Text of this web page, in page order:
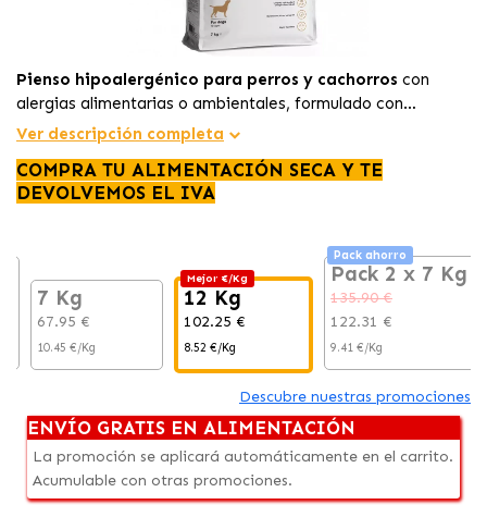
Pienso hipoalergénico para perros y cachorros con
alergias alimentarias o ambientales, formulado con
proteína de salmón hidrolizada y arroz de alta
intoleranciasy favorecer una buena salud digestiva.
Ver descripción completa
COMPRA TU ALIMENTACIÓN SECA Y TE
DEVOLVEMOS EL IVA
7 Kg
67.95 €
10.45 €/Kg
Mejor €/Kg
12 Kg
102.25 €
8.52 €/Kg
Pack ahorro
Pack 2 x 7 Kg
135.90 €
122.31 €
9.41 €/Kg
Descubre nuestras promociones
ENVÍO GRATIS EN ALIMENTACIÓN
La promoción se aplicará automáticamente en el carrito.
Acumulable con otras promociones.